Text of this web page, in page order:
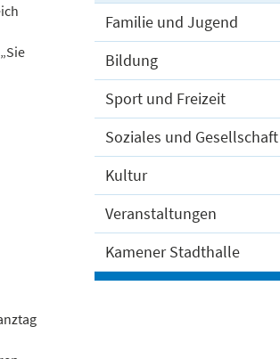
Familie und Jugend
Bildung
Sport und Freizeit
Soziales und Gesellschaft
Kultur
Veranstaltungen
Kamener Stadthalle